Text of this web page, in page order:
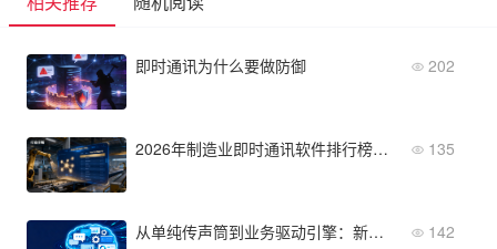
即时通讯为什么要做防御 202
2026年制造业即时通讯软件排行榜：MES/ERP集成能力 135
从单纯传声筒到业务驱动引擎：新一代全融合企业IM的战略意义 142